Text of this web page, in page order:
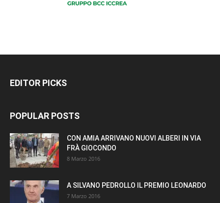
EDITOR PICKS
POPULAR POSTS
CON AMIA ARRIVANO NUOVI ALBERI IN VIA
FRÀ GIOCONDO
8 Marzo 2016
A SILVANO PEDROLLO IL PREMIO LEONARDO
7 Marzo 2016